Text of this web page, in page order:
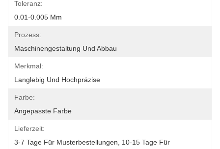
Toleranz:
0.01-0.005 Mm
Prozess:
Maschinengestaltung Und Abbau
Merkmal:
Langlebig Und Hochpräzise
Farbe:
Angepasste Farbe
Lieferzeit:
3-7 Tage Für Musterbestellungen, 10-15 Tage Für